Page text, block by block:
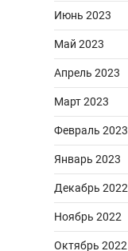
Июнь 2023
Май 2023
Апрель 2023
Март 2023
Февраль 2023
Январь 2023
Декабрь 2022
Ноябрь 2022
Октябрь 2022